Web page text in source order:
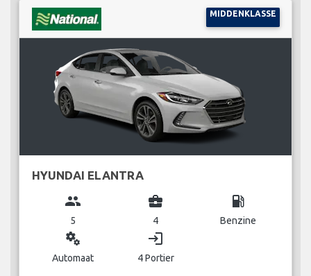
MIDDENKLASSE
HYUNDAI ELANTRA
group
5
business_center
4
local_gas_station
Benzine
miscellaneous_services
Automaat
login
4 Portier